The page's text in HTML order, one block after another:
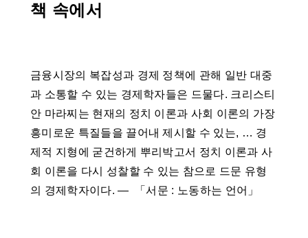
책 속에서
금융시장의 복잡성과 경제 정책에 관해 일반 대중
과 소통할 수 있는 경제학자들은 드물다. 크리스티
안 마라찌는 현재의 정치 이론과 사회 이론의 가장
흥미로운 특질들을 끌어내 제시할 수 있는, … 경
제적 지형에 굳건하게 뿌리박고서 정치 이론과 사
회 이론을 다시 성찰할 수 있는 참으로 드문 유형
의 경제학자이다. ― 「서문 : 노동하는 언어」